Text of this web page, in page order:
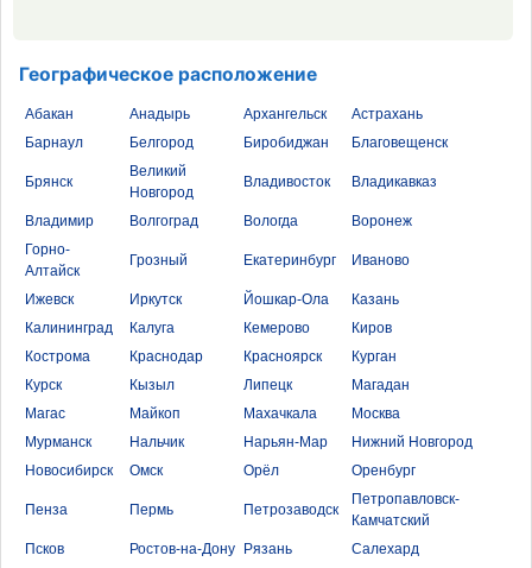
Географическое расположение
Абакан Анадырь Архангельск
Астрахань
Барнаул
Белгород Биробиджан Благовещенск
Брянск
Великий
Новгород
Владивосток Владикавказ
Владимир Волгоград Вологда
Воронеж
Горно-
Алтайск
Грозный Екатеринбург Иваново
Ижевск Иркутск Йошкар-Ола
Казань
Калининград
Калуга Кемерово
Киров
Кострома
Краснодар Красноярск
Курган
Курск
Кызыл Липецк
Магадан
Магас
Майкоп Махачкала
Москва
Мурманск
Нальчик Нарьян-Мар
Нижний Новгород
Новосибирск
Омск Орёл Оренбург
Пенза Пермь Петрозаводск
Петропавловск-
Камчатский
Псков
Ростов-на-Дону Рязань Салехард